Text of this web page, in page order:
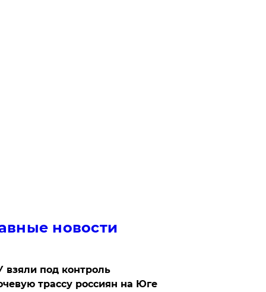
новости
взяли под контроль
трассу россиян на Юге